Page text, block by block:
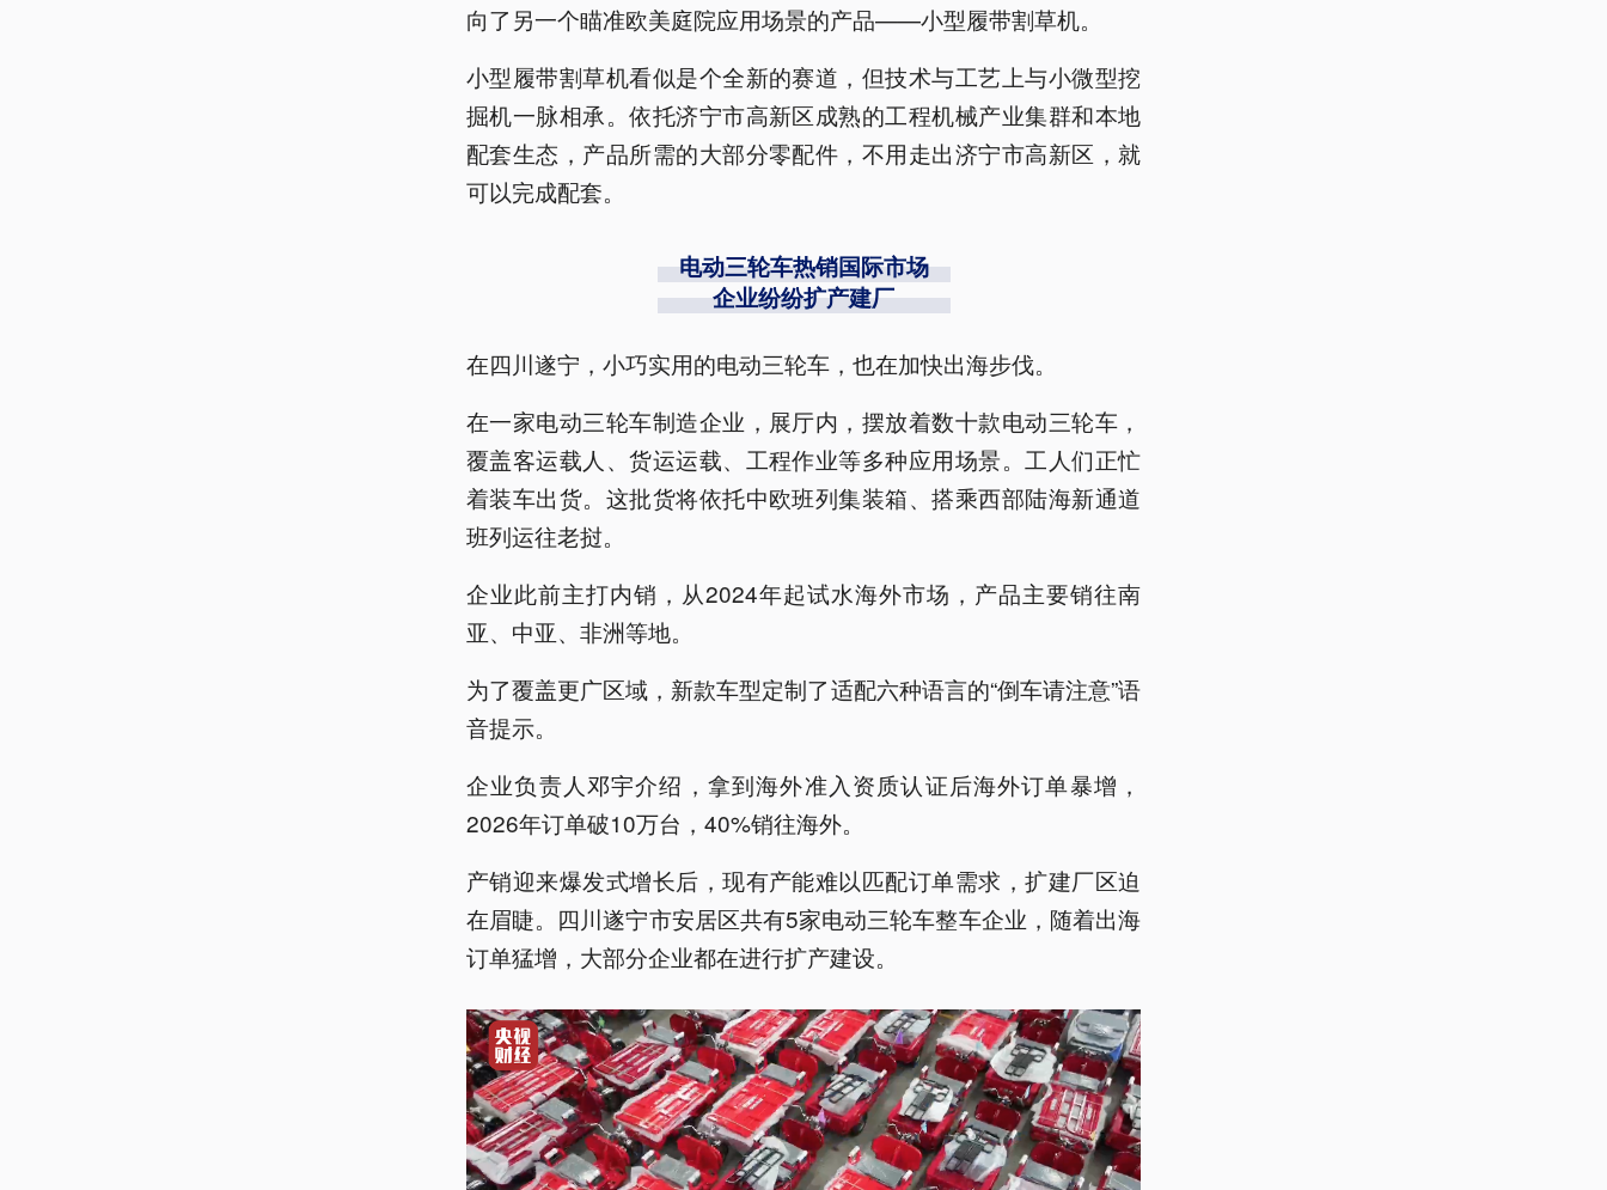
向了另一个瞄准欧美庭院应用场景的产品——小型履带割草机。
小型履带割草机看似是个全新的赛道，但技术与工艺上与小微型挖
掘机一脉相承。依托济宁市高新区成熟的工程机械产业集群和本地
配套生态，产品所需的大部分零配件，不用走出济宁市高新区，就
可以完成配套。
电动三轮车热销国际市场
企业纷纷扩产建厂
在四川遂宁，小巧实用的电动三轮车，也在加快出海步伐。
在一家电动三轮车制造企业，展厅内，摆放着数十款电动三轮车，
覆盖客运载人、货运运载、工程作业等多种应用场景。工人们正忙
着装车出货。这批货将依托中欧班列集装箱、搭乘西部陆海新通道
班列运往老挝。
企业此前主打内销，从2024年起试水海外市场，产品主要销往南
亚、中亚、非洲等地。
为了覆盖更广区域，新款车型定制了适配六种语言的“倒车请注意”语
音提示。
企业负责人邓宇介绍，拿到海外准入资质认证后海外订单暴增，
2026年订单破10万台，40%销往海外。
产销迎来爆发式增长后，现有产能难以匹配订单需求，扩建厂区迫
在眉睫。四川遂宁市安居区共有5家电动三轮车整车企业，随着出海
订单猛增，大部分企业都在进行扩产建设。